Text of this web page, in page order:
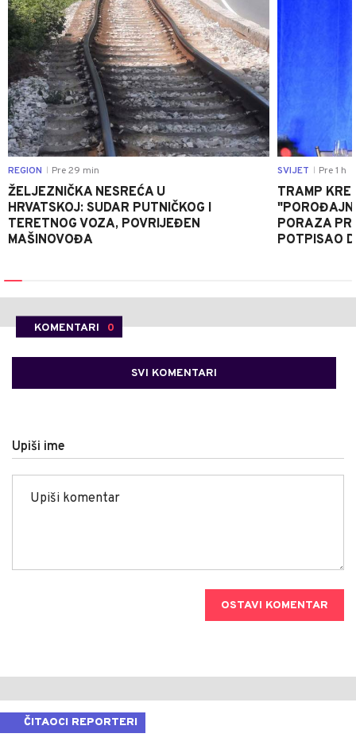
REGION Pre 29 min
ŽELJEZNIČKA NESREĆA U
HRVATSKOJ: SUDAR PUTNIČKOG I
TERETNOG VOZA, POVRIJEĐEN
MAŠINOVOĐA
SVIJET Pre 1 h
TRAMP
PORAZA
POTPISAO
KOMENTARI 0
SVI KOMENTARI
Upiši ime
OSTAVI KOMENTAR
ČITAOCI REPORTERI